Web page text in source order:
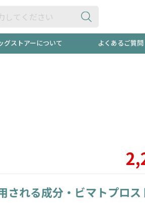
極冷メ
当店ス
今売れ
グストアーについて よくあるご質問
される成分・ビマトプロス